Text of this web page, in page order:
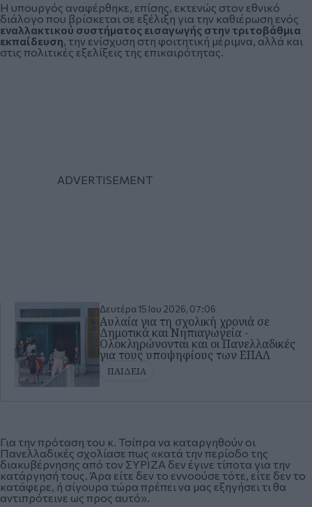
Η υπουργός αναφέρθηκε, επίσης, εκτενώς στον εθνικό
διάλογο που βρίσκεται σε εξέλιξη για την καθιέρωση ενός
εναλλακτικού συστήματος εισαγωγής στην τριτοβάθμια
εκπαίδευση, την ενίσχυση στη φοιτητική μέριμνα, αλλά και
στις πολιτικές εξελίξεις της επικαιρότητας.
Δευτέρα 15 Ιου 2026, 07:06
Αυλαία για τη σχολική χρονιά σε
Δημοτικά και Νηπιαγωγεία -
Ολοκληρώνονται και οι Πανελλαδικές
για τους υποψηφίους των ΕΠΑΛ
ΠΑΙΔΕΙΑ
Για την πρόταση του κ. Τσίπρα να καταργηθούν οι
Πανελλαδικές σχολίασε πως «κατά την περίοδο της
διακυβέρνησης από τον ΣΥΡΙΖΑ δεν έγινε τίποτα για την
κατάργησή τους. Άρα είτε δεν το εννοούσε τότε, είτε δεν το
κατάφερε, ή σίγουρα τώρα πρέπει να μας εξηγήσει τι θα
αντιπρότεινε ως προς αυτό».